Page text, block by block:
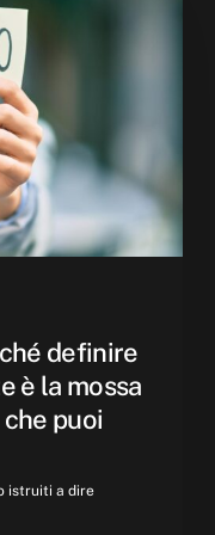
definire
è la mossa
puoi
istruiti a dire